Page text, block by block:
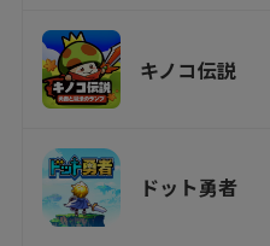
キノコ伝説
ドット勇者